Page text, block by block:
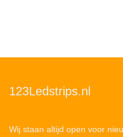
123Ledstrips.nl
Wij staan altijd open voor